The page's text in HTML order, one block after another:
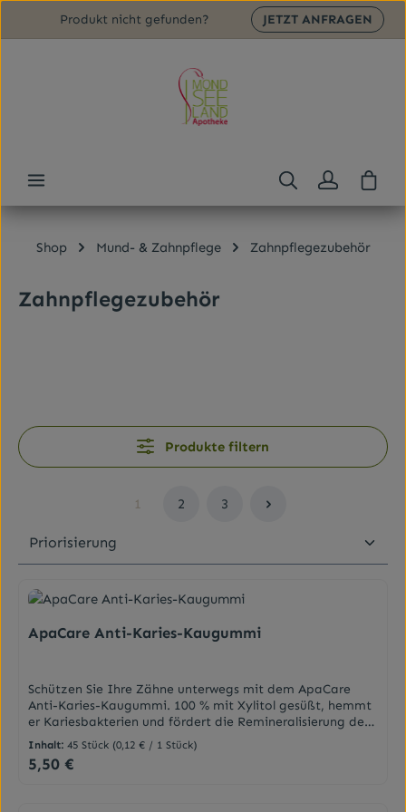
Zum Hauptinhalt springen
Produkt nicht gefunden? JETZT ANFRAGEN
Shop Mund- & Zahnpflege Zahnpflegezubehör
Zahnpflegezubehör
Produkte filtern
Seite
1
Seite
2
Seite
3
ApaCare Anti-Karies-Kaugummi
Schützen Sie Ihre Zähne unterwegs mit dem ApaCare
Anti-Karies-Kaugummi. 100 % mit Xylitol gesüßt, hemmt
er Kariesbakterien und fördert die Remineralisierung des
Zahnschmelzes. Ideal nach dem Essen für ein gesundes
Lächeln und frischen Atem.Effektive Zahnmineralisation
für alle.Wirkung: Zur Vorbeugung von Karies,
Inhalt:45 Stück (0,12 € / 1 Stück)
Regulärer Preis:
5,50 €